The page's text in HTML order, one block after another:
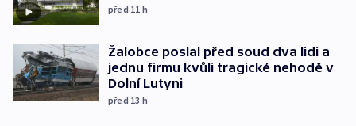
před 11 h
Žalobce poslal před soud dva lidi a
jednu firmu kvůli tragické nehodě v
Dolní Lutyni
před 13 h